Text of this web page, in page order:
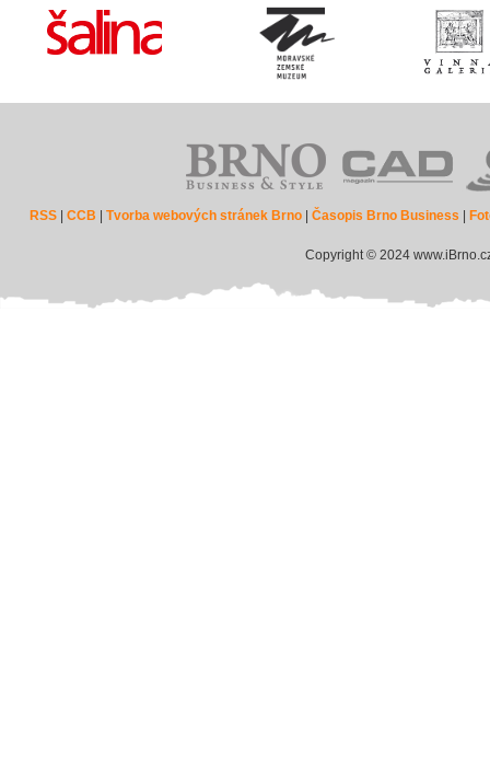
RSS |CCB |Tvorba webových stránek Brno |Časopis Brno Business
Copyright © 2024